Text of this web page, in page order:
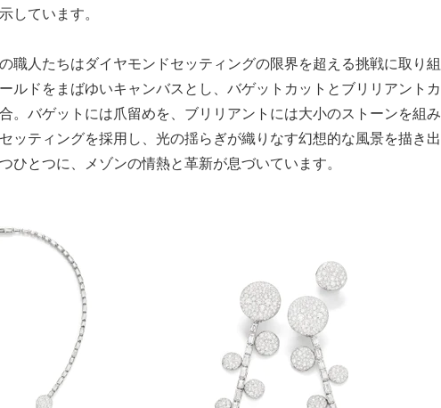
しています。
職人たちはダイヤモンドセッティングの限界を超える挑戦に取り組
ルドをまばゆいキャンバスとし、バゲットカットとブリリアントカ
。バゲットには爪留めを、ブリリアントには大小のストーンを組み
ッティングを採用し、光の揺らぎが織りなす幻想的な風景を描き出
ひとつに、メゾンの情熱と革新が息づいています。